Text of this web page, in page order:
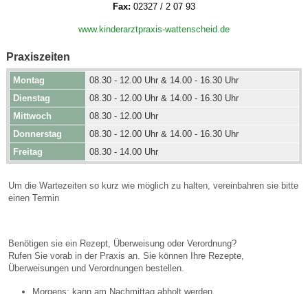
Fax: 02327 / 2 07 93
www.kinderarztpraxis-wattenscheid.de
Praxiszeiten
Montag
08.30 - 12.00 Uhr & 14.00 - 16.30 Uhr
Dienstag
08.30 - 12.00 Uhr & 14.00 - 16.30 Uhr
Mittwoch
08.30 - 12.00 Uhr
Donnerstag
08.30 - 12.00 Uhr & 14.00 - 16.30 Uhr
Freitag
08.30 - 14.00 Uhr
Um die Wartezeiten so kurz wie möglich zu halten, vereinbahren sie bitte
einen Termin
Benötigen sie ein Rezept, Überweisung oder Verordnung?
Rufen Sie vorab in der Praxis an. Sie können Ihre Rezepte,
Überweisungen und Verordnungen bestellen.
Morgens: kann am Nachmittag abholt werden.